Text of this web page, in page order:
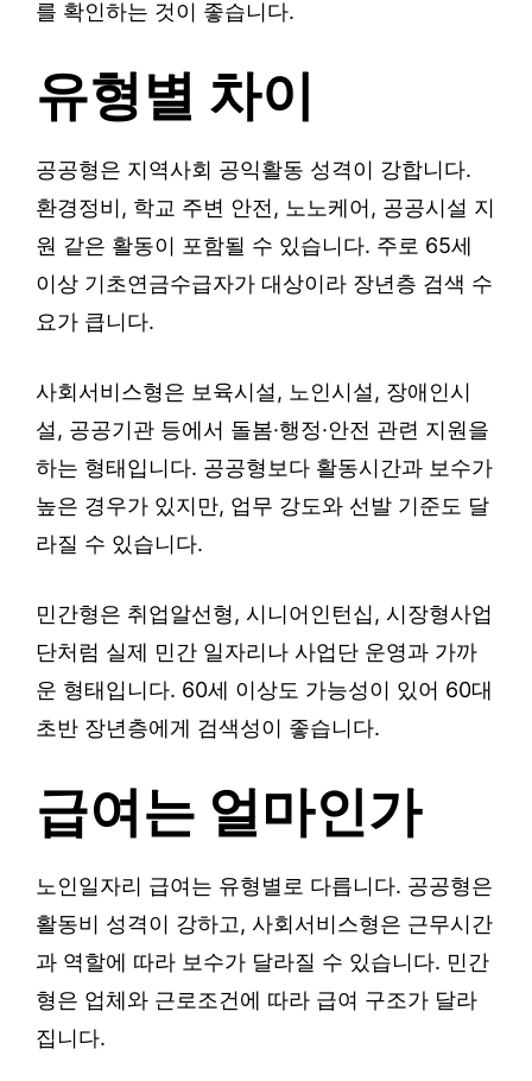
를 확인하는 것이 좋습니다.
유형별 차이
공공형은 지역사회 공익활동 성격이 강합니다.
환경정비, 학교 주변 안전, 노노케어, 공공시설 지
원 같은 활동이 포함될 수 있습니다. 주로 65세
이상 기초연금수급자가 대상이라 장년층 검색 수
요가 큽니다.
사회서비스형은 보육시설, 노인시설, 장애인시
설, 공공기관 등에서 돌봄·행정·안전 관련 지원을
하는 형태입니다. 공공형보다 활동시간과 보수가
높은 경우가 있지만, 업무 강도와 선발 기준도 달
라질 수 있습니다.
민간형은 취업알선형, 시니어인턴십, 시장형사업
단처럼 실제 민간 일자리나 사업단 운영과 가까
운 형태입니다. 60세 이상도 가능성이 있어 60대
초반 장년층에게 검색성이 좋습니다.
급여는 얼마인가
노인일자리 급여는 유형별로 다릅니다. 공공형은
활동비 성격이 강하고, 사회서비스형은 근무시간
과 역할에 따라 보수가 달라질 수 있습니다. 민간
형은 업체와 근로조건에 따라 급여 구조가 달라
집니다.